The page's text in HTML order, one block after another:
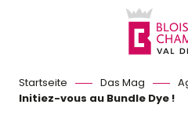
Startseite Das Mag
Initiez-vous au Bundle Dye !